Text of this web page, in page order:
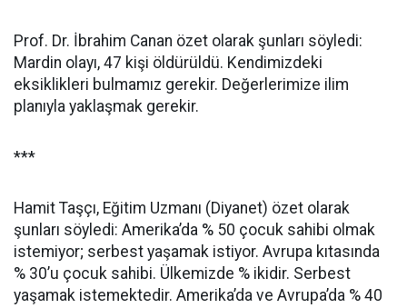
Prof. Dr. İbrahim Canan özet olarak şunları söyledi:
Mardin olayı, 47 kişi öldürüldü. Kendimizdeki
eksiklikleri bulmamız gerekir. Değerlerimize ilim
planıyla yaklaşmak gerekir.
***
Hamit Taşçı, Eğitim Uzmanı (Diyanet) özet olarak
şunları söyledi: Amerika’da % 50 çocuk sahibi olmak
istemiyor; serbest yaşamak istiyor. Avrupa kıtasında
% 30’u çocuk sahibi. Ülkemizde % ikidir. Serbest
yaşamak istemektedir. Amerika’da ve Avrupa’da % 40